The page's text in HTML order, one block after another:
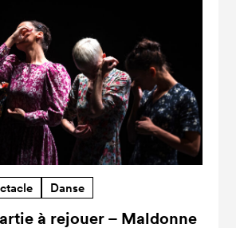
Danse
à rejouer – Maldonne